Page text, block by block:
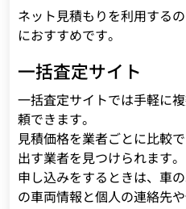
ネット見積もりを利用する
におすすめです。
一括査定サイト
一括査定サイトでは手軽に
頼できます。
見積価格を業者ごとに比較
出す業者を見つけられます。
申し込みをするときは、車
の車両情報と個人の連絡先